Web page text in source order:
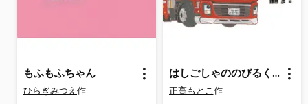
もふもふちゃん
ひらぎみつえ 作
はしごしゃののびるくん
正高もとこ作